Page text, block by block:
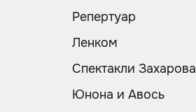
Репертуар
Ленком
Спектакли Захарова
Юнона и Авось